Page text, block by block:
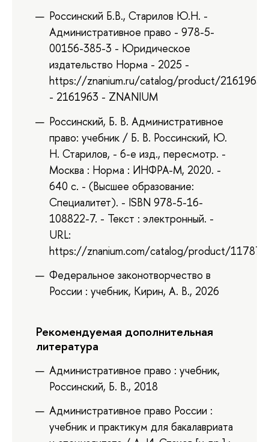
Россинский Б.В., Старилов Ю.Н. -
Административное право - 978-5-
00156-385-3 - Юридическое
издательство Норма - 2025 -
https://znanium.ru/catalog/product/2161963
- 2161963 - ZNANIUM
Россинский, Б. В. Административное
право: учебник / Б. В. Россинский, Ю.
Н. Старилов, - 6-е изд., пересмотр. -
Москва : Норма : ИНФРА-М, 2020. -
640 с. - (Высшее образование:
Специалитет). - ISBN 978-5-16-
108822-7. - Текст : электронный. -
URL:
https://znanium.com/catalog/product/
Федеральное законотворчество в
России : учебник, Кирин, А. В., 2026
Рекомендуемая дополнительная
литература
Административное право : учебник,
Россинский, Б. В., 2018
Административное право России :
учебник и практикум для бакалавриата